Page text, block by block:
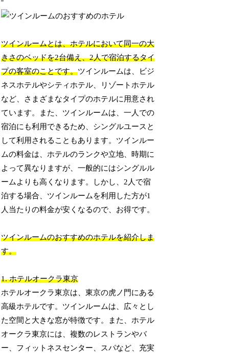
ツインルームとは、ホテルにおいて同一の大
きさのベッドを2台備え、2人で宿泊するタイ
プの客室のことです。ツインルームは、ビジ
ネスホテルやシティホテル、リゾートホテル
など、さまざまなタイプのホテルに用意され
ています。また、ツインルームは、一人での
宿泊にも利用できるため、シングルユースと
して利用されることもあります。ツインルー
ムの料金は、ホテルのランクや立地、時期に
よって異なりますが、一般的にはシングルル
ームよりも高くなります。しかし、2人で宿
泊する場合、ツインルームを利用した方が1
人当たりの料金が安くなるので、お得です。
ツインルームのおすすめのホテルを紹介しま
す。
1. ホテルオークラ東京
ホテルオークラ東京は、東京の虎ノ門にある
高級ホテルです。ツインルームは、広々とし
た空間と大きな窓が特徴です。また、ホテル
オークラ東京には、複数のレストランやバ
ー、フィットネスセンター、スパなど、充実